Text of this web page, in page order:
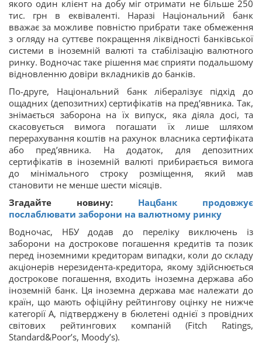
якого один клієнт на добу міг отримати не більше 250
тис. грн в еквіваленті. Наразі Національний банк
вважає за можливе повністю прибрати таке обмеження
з огляду на суттєве покращення ліквідності банківської
системи в іноземній валюті та стабілізацію валютного
ринку. Водночас таке рішення має сприяти подальшому
відновленню довіри вкладників до банків.
По-друге, Національний банк лібералізує підхід до
ощадних (депозитних) сертифікатів на пред’явника. Так,
знімається заборона на їх випуск, яка діяла досі, та
скасовується вимога погашати їх лише шляхом
перерахування коштів на рахунок власника сертифіката
або пред’явника. На додаток, для депозитних
сертифікатів в іноземній валюті прибирається вимога
до мінімального строку розміщення, який мав
становити не менше шести місяців.
Згадайте новину: Нацбанк продовжує
послаблювати заборони на валютному ринку
Водночас, НБУ додав до переліку виключень із
заборони на дострокове погашення кредитів та позик
перед іноземними кредиторам випадки, коли до складу
акціонерів нерезидента-кредитора, якому здійснюється
дострокове погашення, входить іноземна держава або
іноземній банк. Ця іноземна держава має належати до
країн, що мають офіційну рейтингову оцінку не нижче
категорії А, підтверджену в бюлетені однієї з провідних
світових рейтингових компаній (Fitch Ratings,
Standard&Poor’s, Moody’s).